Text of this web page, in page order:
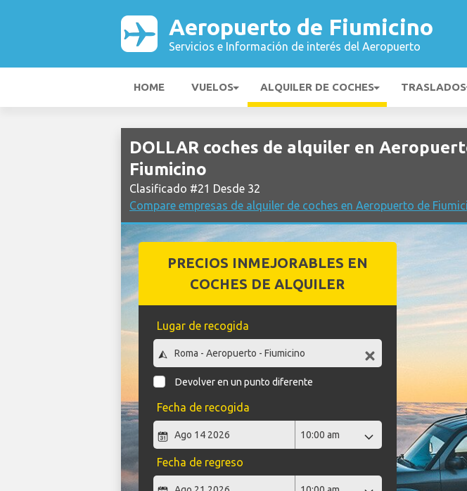
Aeropuerto de Fiumicino
Servicios e Información de interés del Aeropuerto
HOME VUELOS ALQUILER DE COCHES TRASLADOS
DOLLAR coches de alquiler en
Fiumicino
Clasificado #21 Desde 32
Compare empresas de alquiler de coches en Aeropuerto de
PRECIOS INMEJORABLES EN
COCHES DE ALQUILER
Lugar de recogida
Devolver en un punto diferente
Fecha de recogida
Fecha de regreso